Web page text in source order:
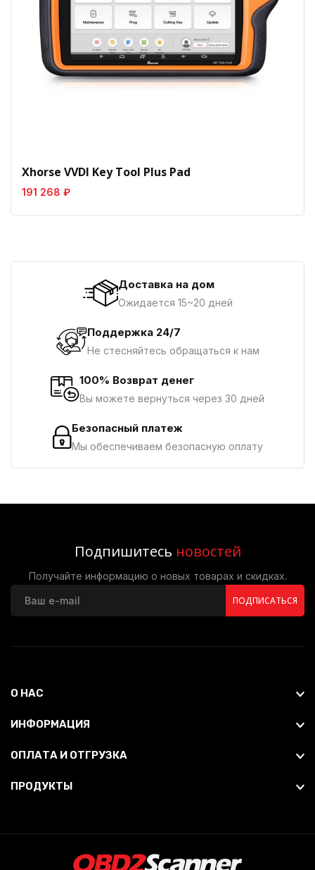
Xhorse VVDI Key Tool Plus Pad
191 268 ₽
Доставка на дом
Ожидается 15~20 дней
Поддержка 24/7
Не стесняйтесь обращаться к нам
100% Возврат денег
Вы можете вернуться через 30 дней
Безопасный платеж
Мы обеспечиваем безопасную оплату
Подпишитесь новостей
Получайте информацию о новых товарах и скидках.
ПОДПИСАТЬСЯ
О НАС
ИНФОРМАЦИЯ
ОПЛАТА И ОТГРУЗКА
ПРОДУКТЫ